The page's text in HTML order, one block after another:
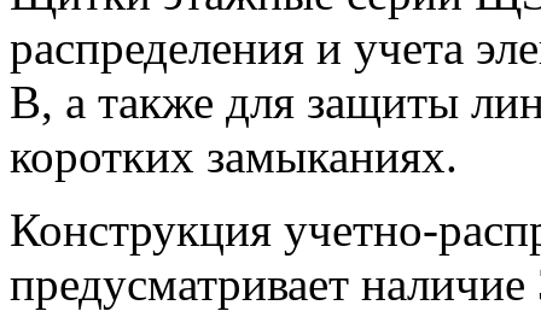
распределения и учета
В, а также для защиты
коротких замыканиях.
Конструкция учетно-
предусматривает наличие